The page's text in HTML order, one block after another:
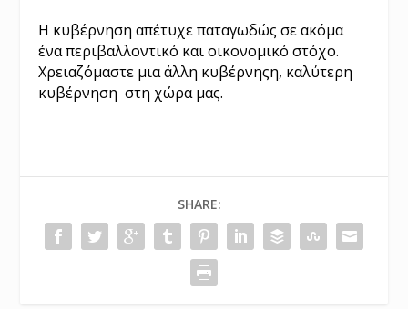
Η κυβέρνηση απέτυχε παταγωδώς σε ακόμα
ένα περιβαλλοντικό και οικονομικό στόχο.
Χρειαζόμαστε μια άλλη κυβέρνηςη, καλύτερη
κυβέρνηση στη χώρα μας.
SHARE: